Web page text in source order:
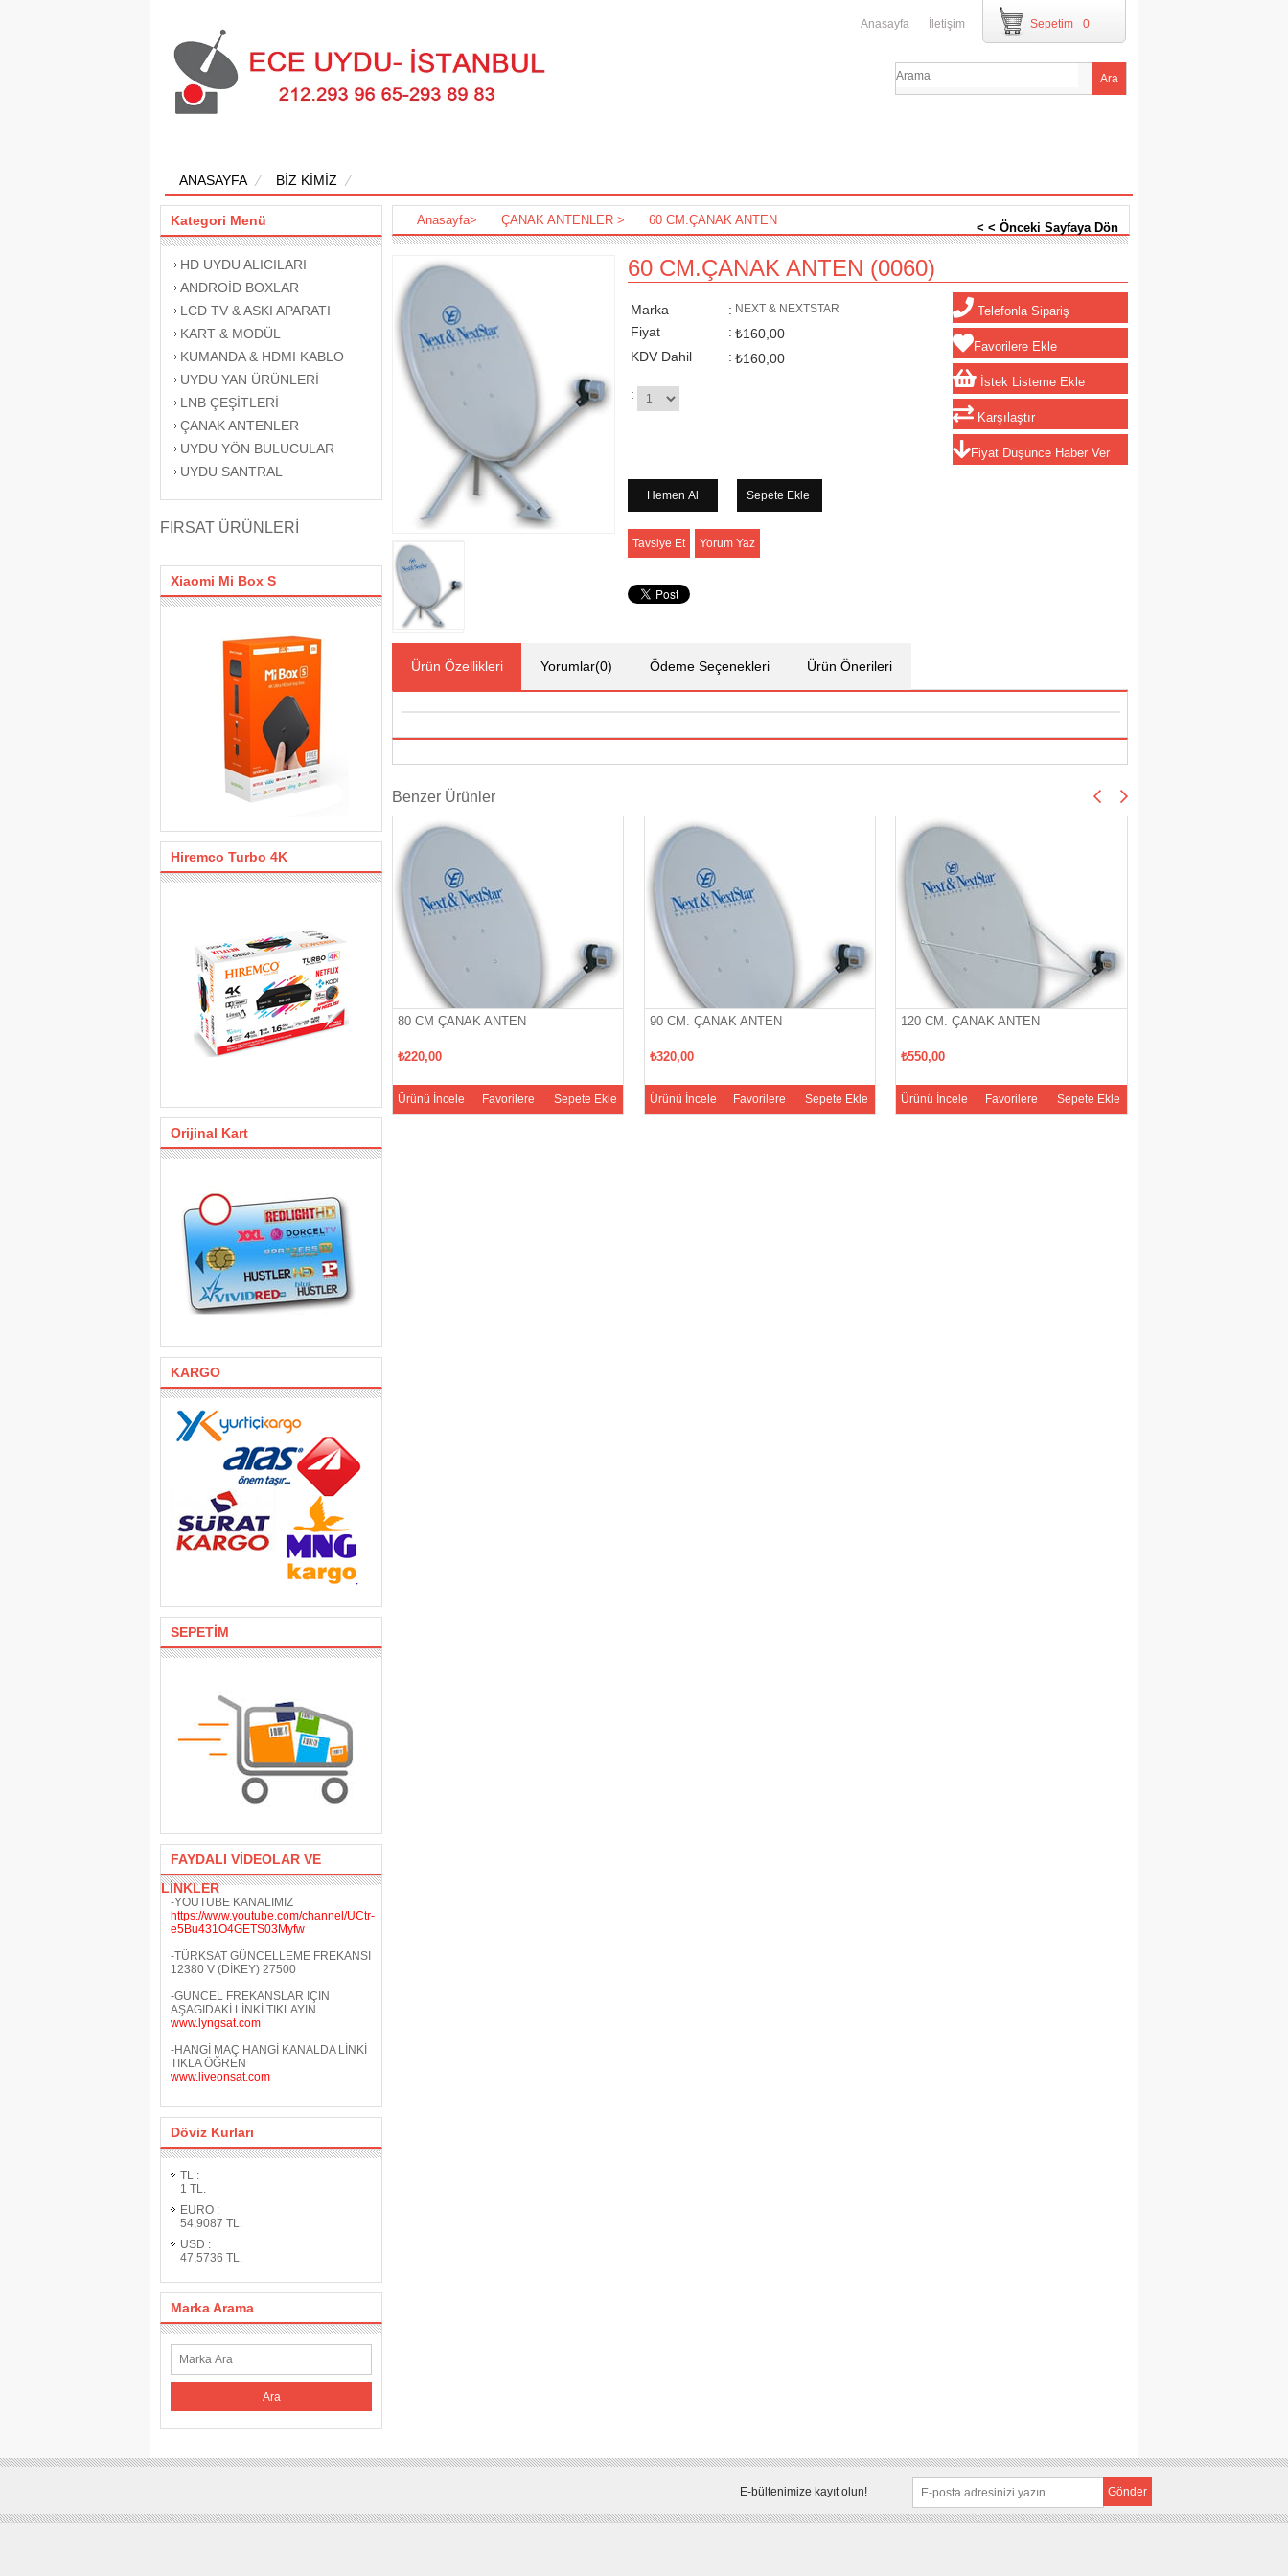
Anasayfa İletişim Sepetim 0
ANASAYFA BİZ KİMİZ
Kategori Menü
HD UYDU ALICILARI
ANDROİD BOXLAR
LCD TV & ASKI APARATI
KART & MODÜL
KUMANDA & HDMI KABLO
UYDU YAN ÜRÜNLERİ
LNB ÇEŞİTLERİ
ÇANAK ANTENLER
UYDU YÖN BULUCULAR
UYDU SANTRAL
FIRSAT ÜRÜNLERİ
Xiaomi Mi Box S
Hiremco Turbo 4K
Orijinal Kart
KARGO
SEPETİM
FAYDALI VİDEOLAR VE
LİNKLER
-YOUTUBE KANALIMIZ
https://www.youtube.com/channel/UCtr-
e5Bu431O4GETS03Myfw
-TÜRKSAT GÜNCELLEME FREKANSI
12380 V (DİKEY) 27500
-GÜNCEL FREKANSLAR İÇİN
AŞAGIDAKİ LİNKİ TIKLAYIN
www.lyngsat.com
-HANGİ MAÇ HANGİ KANALDA LİNKİ
TIKLA ÖĞREN
www.liveonsat.com
Döviz Kurları
TL :
1 TL.
EURO :
54,9087 TL.
USD :
47,5736 TL.
Marka Arama
Ara
Anasayfa> ÇANAK ANTENLER > 60 CM.ÇANAK ANTEN
< < Önceki Sayfaya Dön
60 CM.ÇANAK ANTEN (0060)
Marka : NEXT & NEXTSTAR
Fiyat : ₺160,00
KDV Dahil
: ₺160,00
:
Telefonla Sipariş
Favorilere Ekle
İstek Listeme Ekle
Karşılaştır
Fiyat Düşünce Haber Ver
Tavsiye Et Yorum Yaz
Ürün Özellikleri Yorumlar(0) Ödeme Seçenekleri Ürün Önerileri
Benzer Ürünler
80 CM ÇANAK ANTEN
₺220,00
Favorilere Sepete Ekle
Ürünü İncele
90 CM. ÇANAK ANTEN
₺320,00
Favorilere Sepete Ekle
Ürünü İncele
120 CM. ÇANAK ANTEN
₺550,00
Favorilere Sepete Ekle
Ürünü İncele
E-bültenimize kayıt olun! Gönder